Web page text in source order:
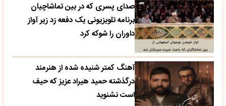
صدای پسری که در بین تماشاچیان
برنامه تلویزیونی یک دفعه زد زیر آواز
داوران را شوکه کرد
آهنگ کمتر شنیده شده از هنرمند
درگذشته حمید هیراد عزیز که حیف
است نشنوید